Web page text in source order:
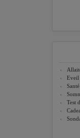
Eveil
Test